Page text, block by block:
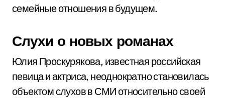
семейные отношения в будущем.
Слухи о новых романах
Юлия Проскурякова, известная российская
певица и актриса, неоднократно становилась
объектом слухов в СМИ относительно своей